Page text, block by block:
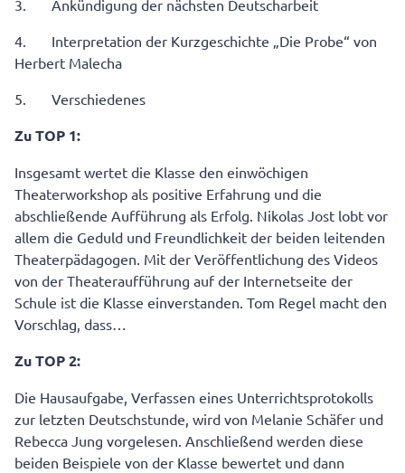
3. Ankündigung der nächsten Deutscharbeit
4. Interpretation der Kurzgeschichte „Die Probe“ von
Herbert Malecha
5. Verschiedenes
Zu TOP 1:
Insgesamt wertet die Klasse den einwöchigen
Theaterworkshop als positive Erfahrung und die
abschließende Aufführung als Erfolg. Nikolas Jost lobt vor
allem die Geduld und Freundlichkeit der beiden leitenden
Theaterpädagogen. Mit der Veröffentlichung des Videos
von der Theateraufführung auf der Internetseite der
Schule ist die Klasse einverstanden. Tom Regel macht den
Vorschlag, dass…
Zu TOP 2:
Die Hausaufgabe, Verfassen eines Unterrichtsprotokolls
zur letzten Deutschstunde, wird von Melanie Schäfer und
Rebecca Jung vorgelesen. Anschließend werden diese
beiden Beispiele von der Klasse bewertet und dann